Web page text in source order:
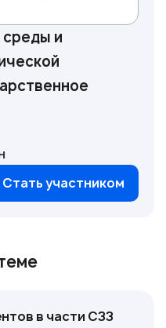
и
Стать участником
в части СЗЗ